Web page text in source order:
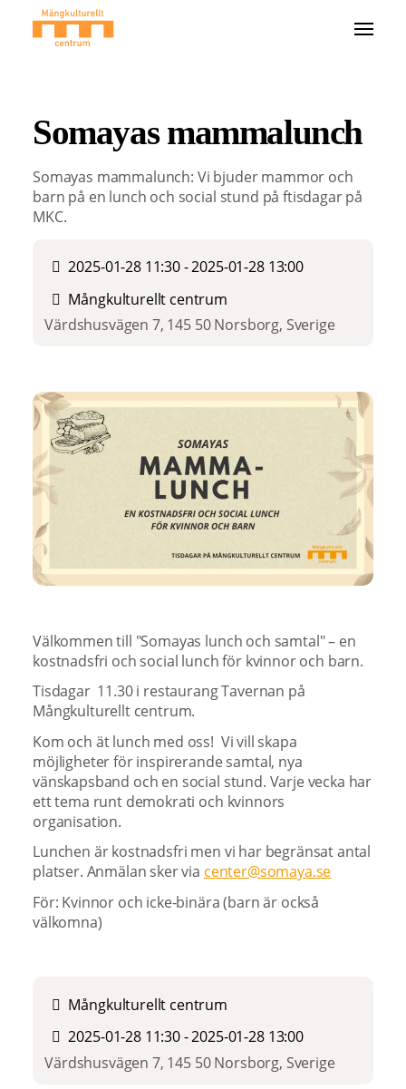
Somayas mammalunch
Somayas mammalunch: Vi bjuder mammor och
barn på en lunch och social stund på ftisdagar på
MKC.
2025-01-28 11:30 - 2025-01-28 13:00
Mångkulturellt centrum
Värdshusvägen 7, 145 50 Norsborg, Sverige
Välkommen till "Somayas lunch och samtal" – en
kostnadsfri och social lunch för kvinnor och barn.
Tisdagar 11.30 i restaurang Tavernan på
Mångkulturellt centrum.
Kom och ät lunch med oss! Vi vill skapa
möjligheter för inspirerande samtal, nya
vänskapsband och en social stund. Varje vecka har
ett tema runt demokrati och kvinnors
organisation.
Lunchen är kostnadsfri men vi har begränsat antal
platser. Anmälan sker via center@somaya.se
För: Kvinnor och icke-binära (barn är också
välkomna)
Mångkulturellt centrum
2025-01-28 11:30 - 2025-01-28 13:00
Värdshusvägen 7, 145 50 Norsborg, Sverige